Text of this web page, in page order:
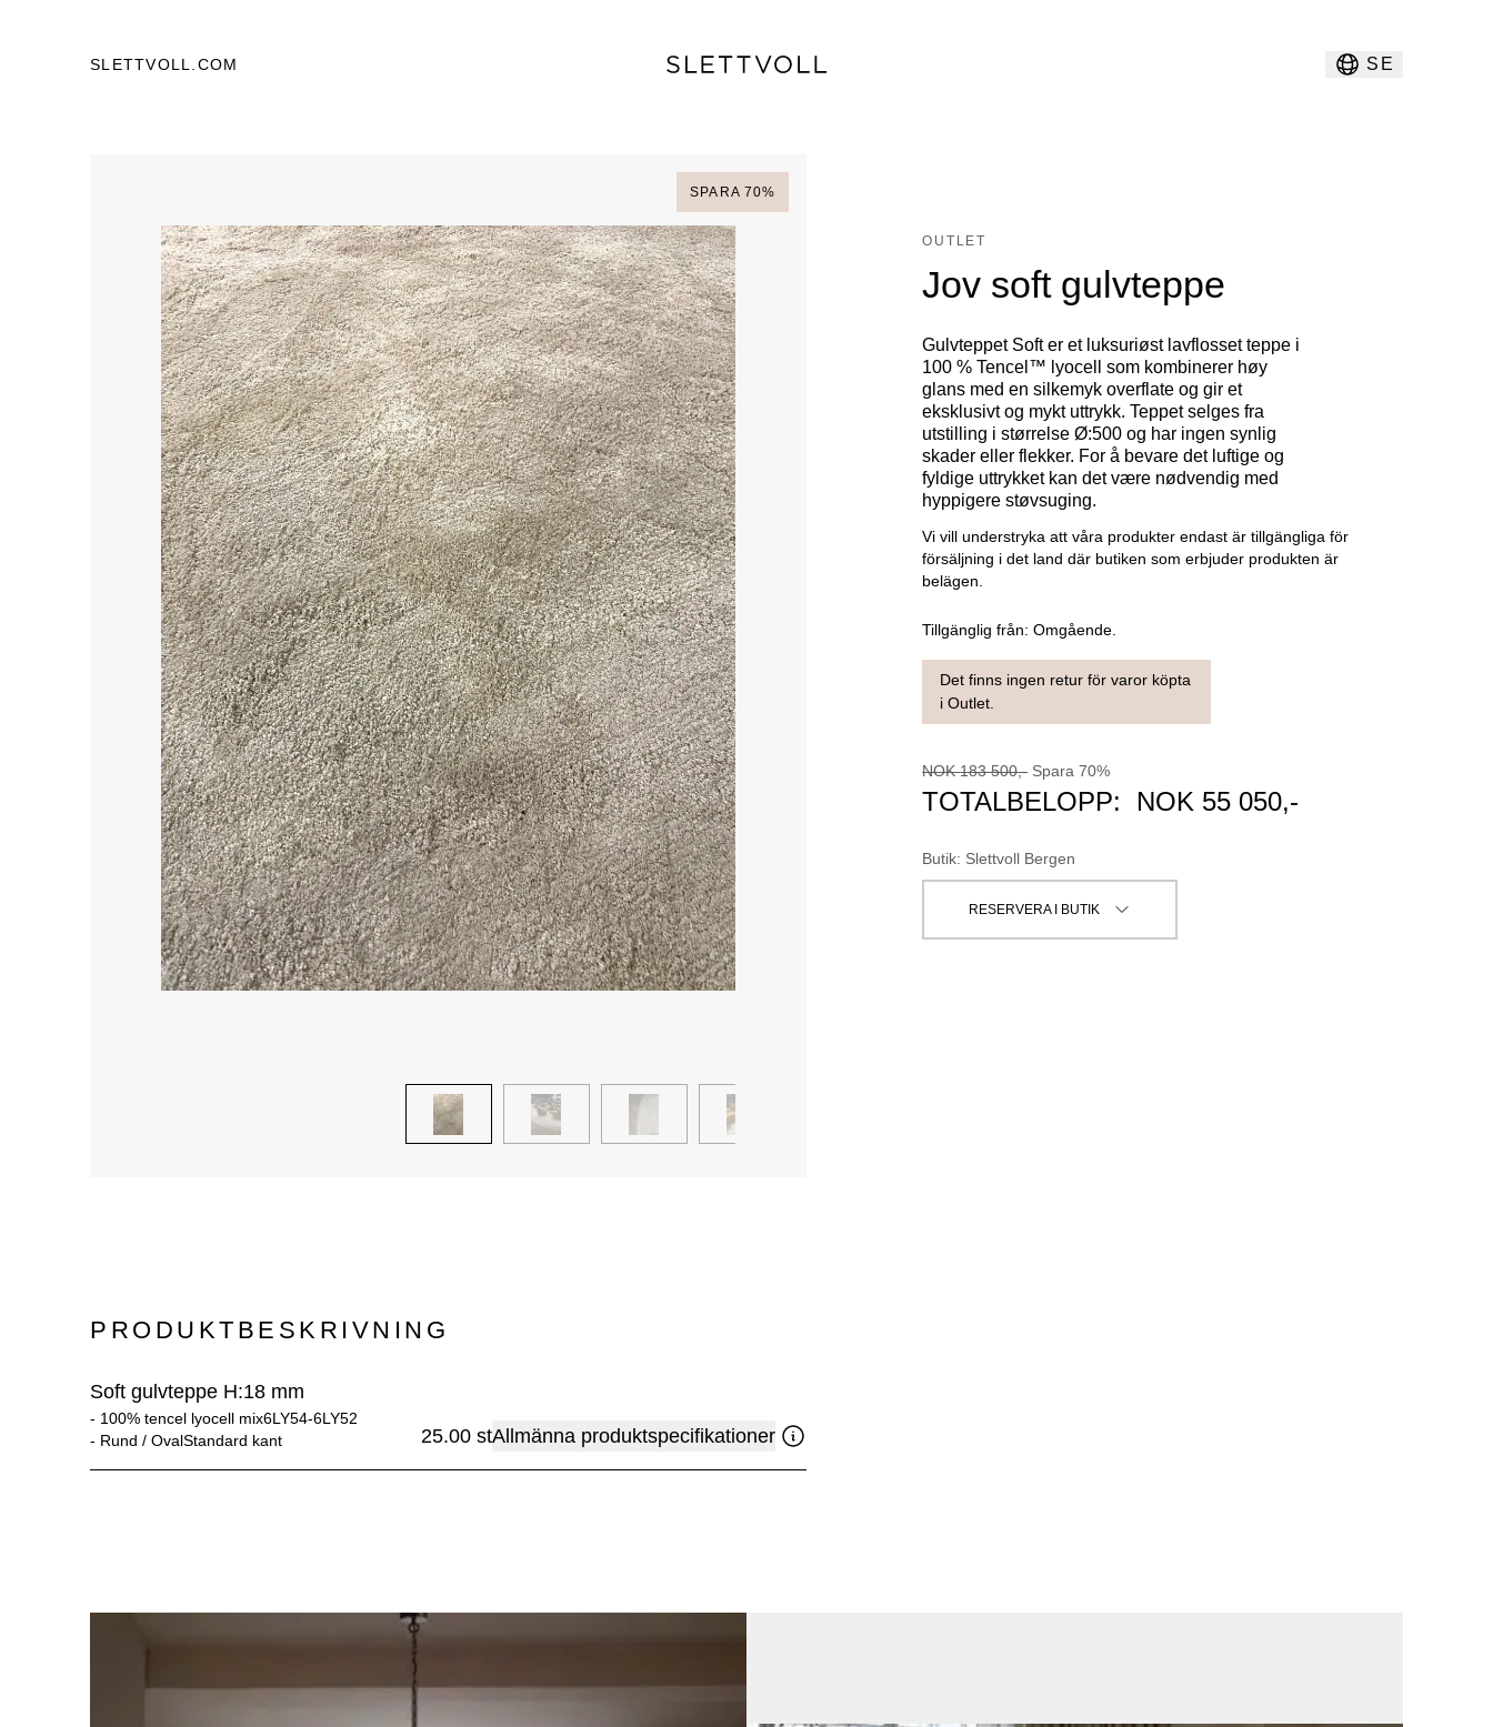
SLETTVOLL.COM SE
SPARA 70%
OUTLET
Jov soft gulvteppe
Gulvteppet Soft er et luksuriøst lavflosset teppe i
100 % Tencel™ lyocell som kombinerer høy
glans med en silkemyk overflate og gir et
eksklusivt og mykt uttrykk. Teppet selges fra
utstilling i størrelse Ø:500 og har ingen synlig
skader eller flekker. For å bevare det luftige og
fyldige uttrykket kan det være nødvendig med
hyppigere støvsuging.
Vi vill understryka att våra produkter endast är tillgängliga för
försäljning i det land där butiken som erbjuder produkten är
belägen.
Tillgänglig från:Omgående.
Det finns ingen retur för varor köpta
i Outlet.
NOK 183 500,- Spara 70%
TOTALBELOPP: NOK 55 050,-
Butik: Slettvoll Bergen
RESERVERA I BUTIK
PRODUKTBESKRIVNING
Soft gulvteppe H:18 mm
- 100% tencel lyocell mix6LY54-6LY52
- Rund / OvalStandard kant 25.00 stAllmänna produktspecifikationer